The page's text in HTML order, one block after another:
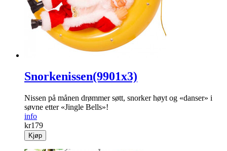
Snorkenissen(9901x3)
Nissen på månen drømmer søtt, snorker høyt og «danser» i
søvne etter «Jingle Bells»!
info
kr179
Kjøp